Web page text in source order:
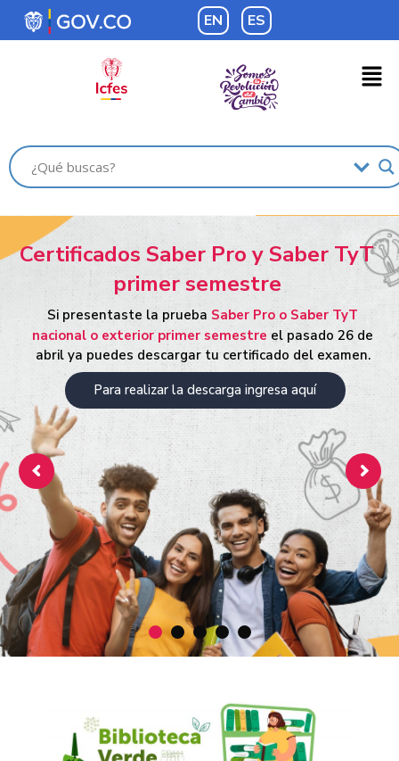
EN ES
Certificados Saber Pro y Saber TyT
primer semestre
Para realizar la descarga ingresa aquí
Si presentaste la prueba Saber Pro o Saber TyT
nacional o exterior primer semestre el pasado 26 de
abril ya puedes descargar tu certificado del examen.